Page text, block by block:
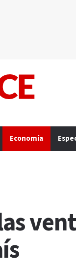
Economía